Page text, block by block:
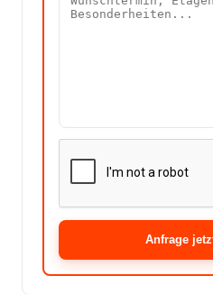
Anfrage